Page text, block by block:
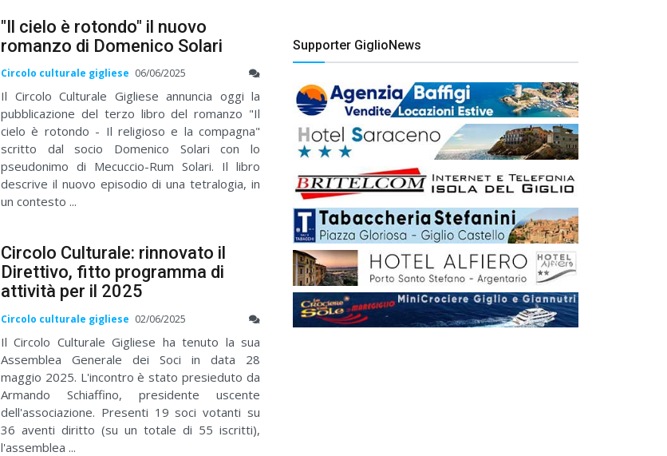
"Il cielo è rotondo" il nuovo
romanzo di Domenico Solari
Circolo culturale gigliese 06/06/2025
Il Circolo Culturale Gigliese annuncia oggi la
pubblicazione del terzo libro del romanzo "Il
cielo è rotondo - Il religioso e la compagna"
scritto dal socio Domenico Solari con lo
pseudonimo di Mecuccio-Rum Solari. Il libro
descrive il nuovo episodio di una tetralogia, in
un contesto ...
Circolo Culturale: rinnovato il
Direttivo, fitto programma di
attività per il 2025
Circolo culturale gigliese 02/06/2025
Il Circolo Culturale Gigliese ha tenuto la sua
Assemblea Generale dei Soci in data 28
maggio 2025. L'incontro è stato presieduto da
Armando Schiaffino, presidente uscente
dell'associazione. Presenti 19 soci votanti su
36 aventi diritto (su un totale di 55 iscritti),
l'assemblea ...
Supporter GiglioNews